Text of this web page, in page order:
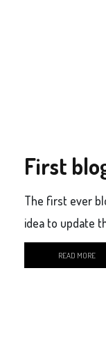
First
The first ever
idea to update
content.
READ MORE